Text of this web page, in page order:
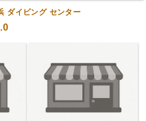
ダイビング センター